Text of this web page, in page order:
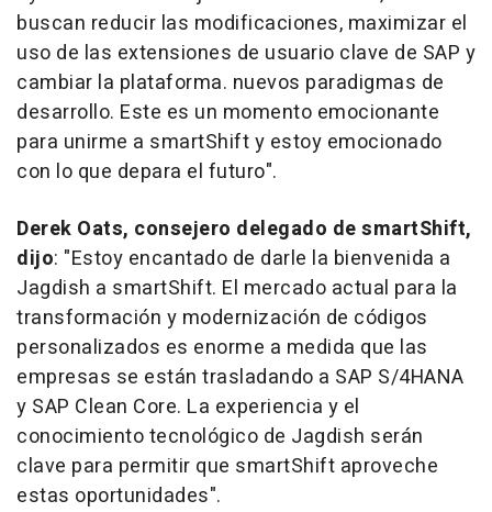
buscan reducir las modificaciones, maximizar el
uso de las extensiones de usuario clave de SAP y
cambiar la plataforma. nuevos paradigmas de
desarrollo. Este es un momento emocionante
para unirme a smartShift y estoy emocionado
con lo que depara el futuro".
Derek Oats, consejero delegado de smartShift,
dijo: "Estoy encantado de darle la bienvenida a
Jagdish a smartShift. El mercado actual para la
transformación y modernización de códigos
personalizados es enorme a medida que las
empresas se están trasladando a SAP S/4HANA
y SAP Clean Core. La experiencia y el
conocimiento tecnológico de Jagdish serán
clave para permitir que smartShift aproveche
estas oportunidades".